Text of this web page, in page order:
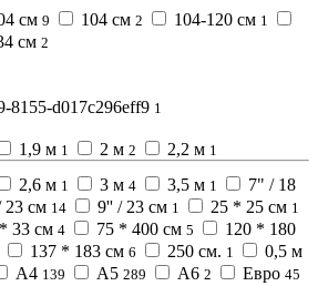
см 9 104 см 2 104-120 см 1
см 2
8155-d017c296eff9 1
1,9 м 1 2 м 2 2,2 м 1
2,6 м 1 3 м 4 3,5 м 1
7" / 18
23 см 14 9'' / 23 см 1 25 * 25 см 1
33 см 4 75 * 400 см 5
120 * 180
137 * 183 см 6 250 см. 1 0,5 м
А4 139 А5 289 А6 2 Евро 45